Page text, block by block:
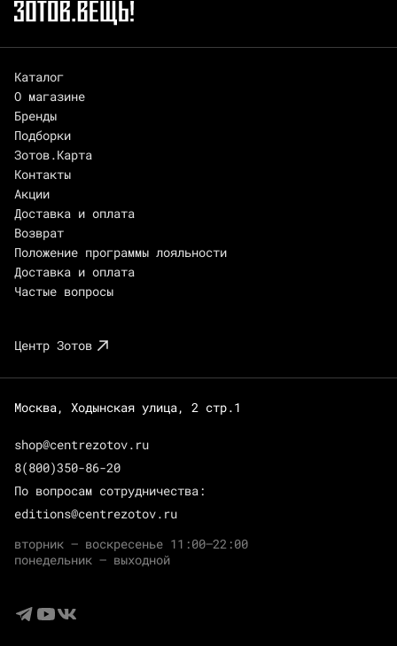
Каталог
О магазине
Бренды
Подборки
Зотов.Карта
Контакты
Акции
Доставка и оплата
Возврат
Положение программы лояльности
Доставка и оплата
Частые вопросы
Центр Зотов
Москва, Ходынская улица, 2 стр.1
shop@centrezotov.ru
8(800)350-86-20
По вопросам сотрудничества:
editions@centrezotov.ru
вторник — воскресенье 11:00–22:00
понедельник — выходной